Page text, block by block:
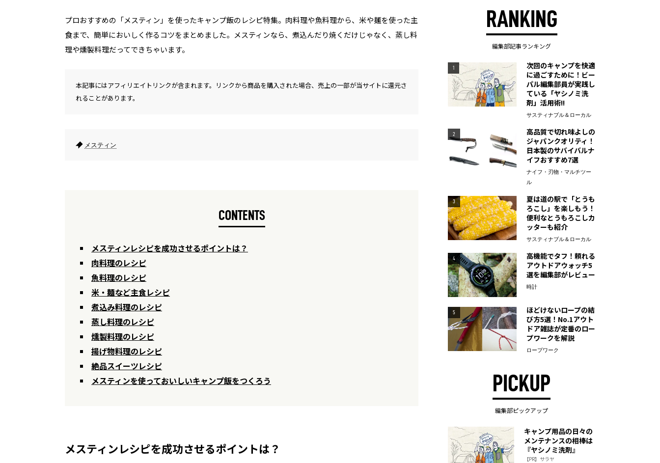
プロおすすめの「メスティン」を使ったキャンプ飯のレシピ特集。肉料理や魚料理から、米や麺を使った主
食まで、簡単においしく作るコツをまとめました。メスティンなら、煮込んだり焼くだけじゃなく、蒸し料
理や燻製料理だってできちゃいます。
本記事にはアフィリエイトリンクが含まれます。リンクから商品を購入された場合、売上の一部が当サイトに還元さ
れることがあります。
メスティン
CONTENTS
メスティンレシピを成功させるポイントは？
肉料理のレシピ
魚料理のレシピ
米・麺など主食レシピ
煮込み料理のレシピ
蒸し料理のレシピ
燻製料理のレシピ
揚げ物料理のレシピ
絶品スイーツレシピ
メスティンを使っておいしいキャンプ飯をつくろう
メスティンレシピを成功させるポイントは？
RANKING
編集部記事ランキング
1
次回のキャンプを快適
に過ごすために！ビー
パル編集部員が実践し
ている「ヤシノミ洗
剤」活用術!!
サスティナブル＆ローカル
2
高品質で切れ味よしの
ジャパンクオリティ！
日本製のサバイバルナ
イフおすすめ7選
ナイフ・刃物・マルチツー
ル
3
夏は道の駅で「とうも
ろこし」を楽しもう！
便利なとうもろこしカ
ッターも紹介
サスティナブル＆ローカル
4
高機能でタフ！頼れる
アウトドアウォッチ5
選を編集部がレビュー
時計
5
ほどけないロープの結
び方5選！No.1アウト
ドア雑誌が定番のロー
プワークを解説
ロープワーク
PICKUP
編集部ピックアップ
キャンプ用品の日々の
メンテナンスの相棒は
『ヤシノミ洗剤』
【PR】サラヤ